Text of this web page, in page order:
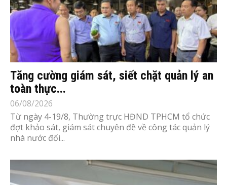
Tăng cường giám sát, siết chặt quản lý an
toàn thực...
06/08/2026
Từ ngày 4-19/8, Thường trực HĐND TPHCM tổ chức
đợt khảo sát, giám sát chuyên đề về công tác quản lý
nhà nước đối...